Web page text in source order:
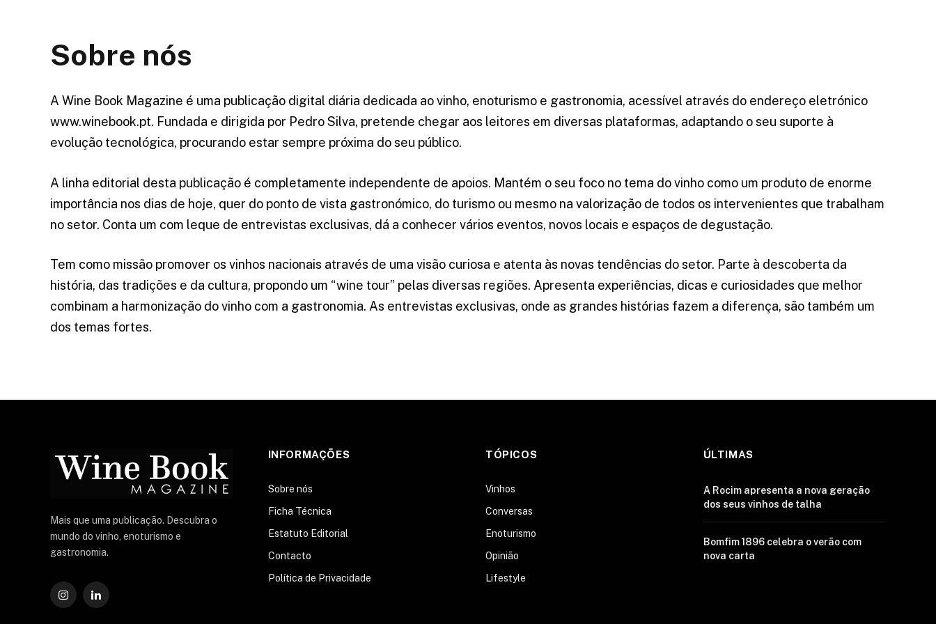
Sobre nós
A Wine Book Magazine é uma publicação digital diária dedicada ao vinho, enoturismo e gastronomia, acessível através do endereço eletrónico
www.winebook.pt. Fundada e dirigida por Pedro Silva, pretende chegar aos leitores em diversas plataformas, adaptando o seu suporte à
evolução tecnológica, procurando estar sempre próxima do seu público.
A linha editorial desta publicação é completamente independente de apoios. Mantém o seu foco no tema do vinho como um produto de enorme
importância nos dias de hoje, quer do ponto de vista gastronómico, do turismo ou mesmo na valorização de todos os intervenientes que trabalham
no setor. Conta um com leque de entrevistas exclusivas, dá a conhecer vários eventos, novos locais e espaços de degustação.
Tem como missão promover os vinhos nacionais através de uma visão curiosa e atenta às novas tendências do setor. Parte à descoberta da
história, das tradições e da cultura, propondo um “wine tour” pelas diversas regiões. Apresenta experiências, dicas e curiosidades que melhor
combinam a harmonização do vinho com a gastronomia. As entrevistas exclusivas, onde as grandes histórias fazem a diferença, são também um
dos temas fortes.
Mais que uma publicação. Descubra o
mundo do vinho, enoturismo e
gastronomia.
Instagram
O
INFORMAÇÕES
Sobre nós
Ficha Técnica
Estatuto Editorial
Contacto
Política de Privacidade
TÓPICOS
Vinhos
Conversas
Enoturismo
Opinião
Lifestyle
ÚLTIMAS
A Rocim apresenta a nova geração
dos seus vinhos de talha
Bomfim 1896 celebra o verão com
nova carta